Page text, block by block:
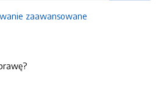
zaawansowane